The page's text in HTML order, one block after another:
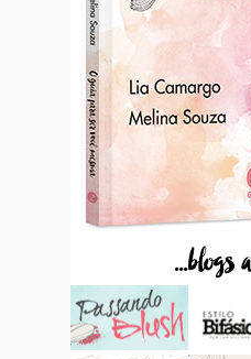
...blogs